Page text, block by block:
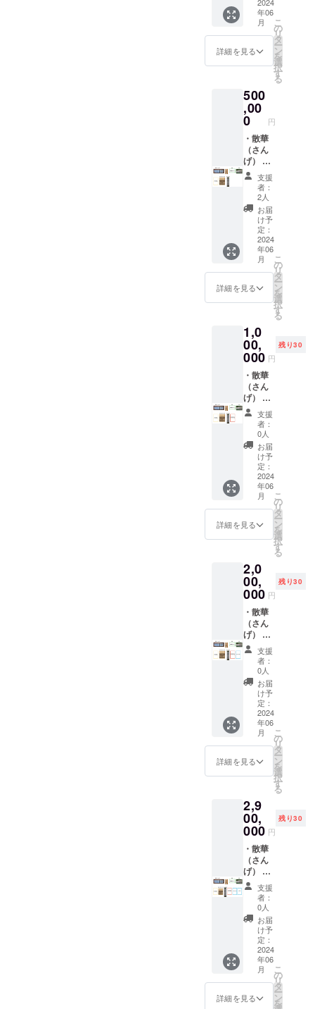
宝物殿
年間パ
ス（有
効期限
2024年
いたし
ます。
＊支援
時、必
ず備考
無、掲
載を希
望され
るお名
前をご
記入く
ださ
い。お
名前は
15文字
以内で
お願い
いたし
ます。
・宝物
殿年間
パス
（有効
2025年
6月）
・木札
にお名
前を記
録永年
講堂内
に掲示
いたし
ます。
＊支援
時、必
ず備考
欄に掲
載希望
の有
無、掲
載を希
記入く
ださ
い。お
名前は
15文字
以内で
お願い
いたし
ます。
さまを
思い描
いたも
ので
す。そ
の裏に
は、現
井龍宏
師の言
葉が記
されて
いま
す。 ・
巻紙に
お名前
を記録
し永年
宝物殿
に保存
いたし
ます。
＊支援
時、必
ず備考
欄に掲
載希望
の有
載を希
望され
るお名
前をご
記入く
ださ
い。お
名前は
15文字
以内で
お願い
いたし
ます。
・宝物
殿年間
パス
（有効
期限
2024年
6月～
6月）
・木札
にお名
前を記
録永年
講堂内
に掲示
いたし
ます。
＊支援
時、必
ず備考
欄に掲
載希望
の有
無、掲
載を希
望され
るお名
前をご
ださ
い。お
名前は
15文字
以内で
お願い
いたし
ます。
・定福
寺2024
年発行
物送付
（発刊
第）
定福寺
史資料
集（名
前未
ていた
花びら
を模し
ていま
す。真
言宗で
は読経
花びら
を蒔き
ます。
定福寺
の散華
は、定
福寺の
次女で
あり京
都美術
院仏師
が定福
寺の仏
さまを
思い描
いたも
ので
す。そ
の裏に
は、現
井龍宏
師の言
葉が記
されて
いま
す。 ・
巻紙に
お名前
を記録
し永年
宝物殿
に保存
いたし
ます。
＊支援
時、必
ず備考
欄に掲
載希望
の有
載を希
望され
るお名
前をご
記入く
ださ
い。お
名前は
15文字
以内で
お願い
いたし
ます。
・宝物
殿年間
パス
（有効
期限
2024年
6月～
6月）
・木札
にお名
前を記
録永年
講堂内
に掲示
いたし
ます。
＊支援
時、必
ず備考
欄に掲
載希望
の有
無、掲
載を希
望され
るお名
年06
月
詳細を見る
こ
の
リ
タ
ー
ン
を
選
択
す
る
500
,00
0 円
・散華
（さん
げ） 散
華は、
尊い存
在を招
き入れ
る際に
使用し
ていた
花びら
を模し
ていま
す。真
言宗で
は読経
花びら
を蒔き
ます。
定福寺
の散華
は、定
福寺の
次女で
あり京
都美術
院仏師
が定福
寺の仏
さまを
思い描
いたも
ので
す。そ
の裏に
は、現
井龍宏
師の言
葉が記
されて
いま
す。 ・
巻紙に
お名前
を記録
し永年
宝物殿
に保存
いたし
ます。
＊支援
時、必
ず備考
欄に掲
載希望
の有
載を希
望され
るお名
前をご
記入く
ださ
い。お
名前は
15文字
以内で
お願い
いたし
ます。
・宝物
殿年間
パス
（有効
期限
2024年
支援
者：
2人
お届
け予
定：
2024
年06
月
詳細を見る
こ
の
リ
タ
ー
ン
を
選
択
す
る
1,0
00,
000 円
残り30
・散華
（さん
げ） 散
華は、
尊い存
在を招
き入れ
る際に
使用し
ていた
花びら
を模し
ていま
す。真
言宗で
は読経
花びら
を蒔き
ます。
定福寺
の散華
は、定
福寺の
次女で
あり京
都美術
院仏師
が定福
寺の仏
さまを
思い描
いたも
ので
す。そ
の裏に
は、現
井龍宏
師の言
葉が記
されて
いま
す。 ・
巻紙に
お名前
を記録
し永年
宝物殿
に保存
いたし
ます。
＊支援
時、必
ず備考
欄に掲
載希望
支援
者：
0人
お届
け予
定：
2024
年06
月
詳細を見る
こ
の
リ
タ
ー
ン
を
選
択
す
る
2,0
00,
000 円
残り30
・散華
（さん
げ） 散
華は、
尊い存
在を招
き入れ
る際に
使用し
ていた
花びら
を模し
ていま
す。真
言宗で
は読経
花びら
を蒔き
ます。
定福寺
の散華
は、定
福寺の
次女で
あり京
都美術
院仏師
が定福
寺の仏
さまを
思い描
いたも
ので
す。そ
の裏に
支援
者：
0人
お届
け予
定：
2024
年06
月
詳細を見る
こ
の
リ
タ
ー
ン
を
選
択
す
る
2,9
00,
000 円
残り30
・散華
（さん
げ） 散
華は、
尊い存
在を招
き入れ
る際に
使用し
ていた
花びら
を模し
ていま
す。真
言宗で
支援
者：
0人
お届
け予
定：
2024
年06
月
詳細を見る
こ
の
リ
タ
ー
ン
を